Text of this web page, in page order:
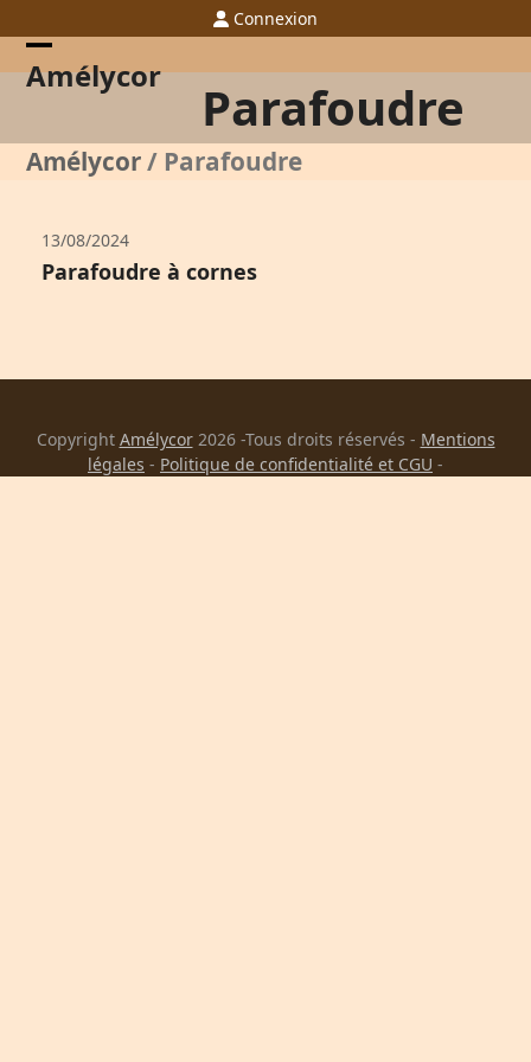
to
content
Connexion
Amélycor
Open
menu
Close
menu
Parafoudre
Amélycor/ Parafoudre
13/08/2024
Parafoudre à cornes
Copyright Amélycor2026 -Tous droits réservés - Mentions
légales - Politique de confidentialité et CGU -